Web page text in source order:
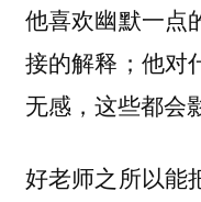
他喜欢幽默一点
接的解释；他对
无感，这些都会
好老师之所以能